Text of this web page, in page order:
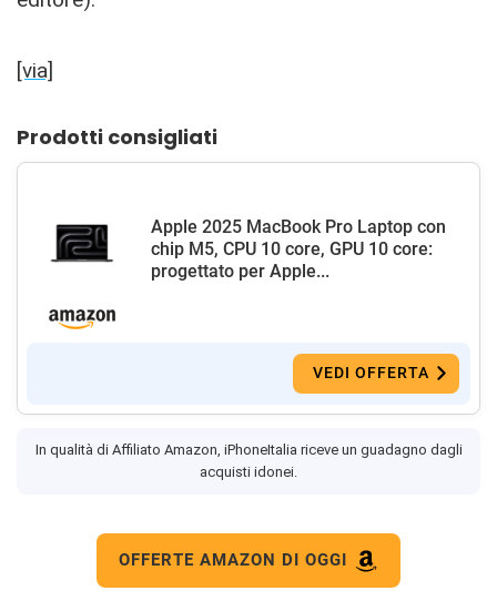
[via]
Prodotti consigliati
Apple 2025 MacBook Pro Laptop con
chip M5, CPU 10 core, GPU 10 core:
progettato per Apple...
VEDI OFFERTA
In qualità di Affiliato Amazon, iPhoneItalia riceve un guadagno dagli
acquisti idonei.
OFFERTE AMAZON DI OGGI